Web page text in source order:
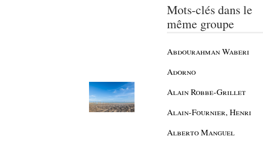
Mots-clés dans le
même groupe
Abdourahman Waberi
Adorno
Alain Robbe-Grillet
Alain-Fournier, Henri
Alberto Manguel